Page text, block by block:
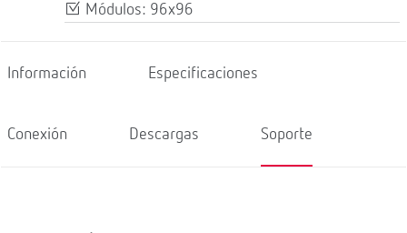
Módulos: 96x96
Información Especificaciones
Conexión Descargas Soporte